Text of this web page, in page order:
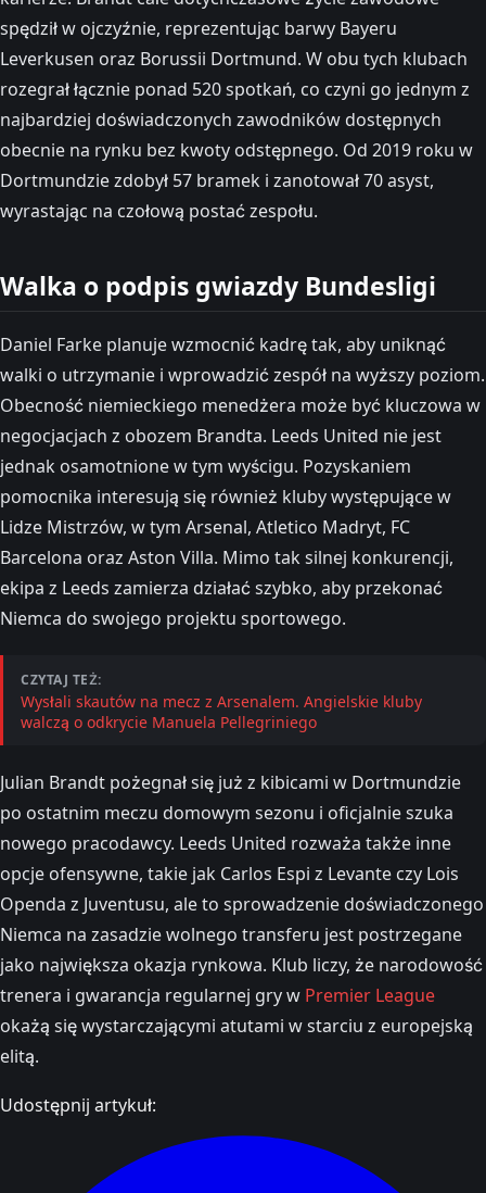
spędził w ojczyźnie, reprezentując barwy Bayeru
Leverkusen oraz Borussii Dortmund. W obu tych klubach
rozegrał łącznie ponad 520 spotkań, co czyni go jednym z
najbardziej doświadczonych zawodników dostępnych
obecnie na rynku bez kwoty odstępnego. Od 2019 roku w
Dortmundzie zdobył 57 bramek i zanotował 70 asyst,
wyrastając na czołową postać zespołu.
Walka o podpis gwiazdy Bundesligi
Daniel Farke planuje wzmocnić kadrę tak, aby uniknąć
walki o utrzymanie i wprowadzić zespół na wyższy poziom.
Obecność niemieckiego menedżera może być kluczowa w
negocjacjach z obozem Brandta. Leeds United nie jest
jednak osamotnione w tym wyścigu. Pozyskaniem
pomocnika interesują się również kluby występujące w
Lidze Mistrzów, w tym Arsenal, Atletico Madryt, FC
Barcelona oraz Aston Villa. Mimo tak silnej konkurencji,
ekipa z Leeds zamierza działać szybko, aby przekonać
Niemca do swojego projektu sportowego.
CZYTAJ TEŻ:
Wysłali skautów na mecz z Arsenalem. Angielskie kluby
walczą o odkrycie Manuela Pellegriniego
Julian Brandt pożegnał się już z kibicami w Dortmundzie
po ostatnim meczu domowym sezonu i oficjalnie szuka
nowego pracodawcy. Leeds United rozważa także inne
opcje ofensywne, takie jak Carlos Espi z Levante czy Lois
Openda z Juventusu, ale to sprowadzenie doświadczonego
Niemca na zasadzie wolnego transferu jest postrzegane
jako największa okazja rynkowa. Klub liczy, że narodowość
trenera i gwarancja regularnej gry w Premier League
okażą się wystarczającymi atutami w starciu z europejską
elitą.
Udostępnij artykuł: